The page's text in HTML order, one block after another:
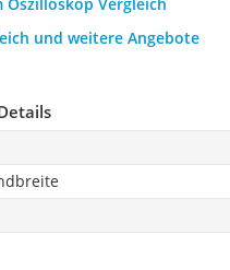
und weitere Angebote